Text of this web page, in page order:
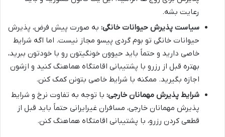
رعایت بشه.
سیاست پذیرش حیوانات خانگی: به صورت پیش فرض، پذیرش
حیوانات خانگی تو بوم گردی پیسو مجاز نیست. اما اگه شرایط
خاصی دارید و حتماً باید حیوون خونگیتون رو با خودتون ببرید،
بهتره قبل از رزرو با پشتیبانی اقامتگاه هماهنگ کنید و ازشون
اجازه بگیرید. ممکنه با شرایط خاصی بتونن کمک کنن.
شرایط پذیرش مهمانان خارجی: با توجه به تفاوت نرخ و شرایط
پذیرش مهمانان خارجی، مسافران غیرایرانی حتماً باید قبل از
قطعی کردن رزرو، با پشتیبانی اقامتگاه هماهنگ کنن.